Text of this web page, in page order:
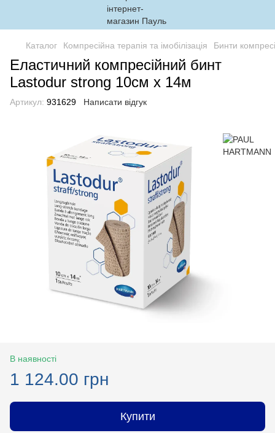
Каталог Компресійна терапія та імобілізація Бинти
Еластичний компресійний бинт
Lastodur strong 10см х 14м
Артикул: 931629 Написати відгук
В наявності
1 124.00 грн
Купити